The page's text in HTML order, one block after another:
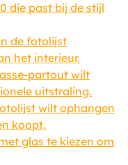
die past bij de stijl
de fotolijst
het interieur.
partout wilt
uitstraling.
wilt ophangen
koopt.
glas te kiezen om